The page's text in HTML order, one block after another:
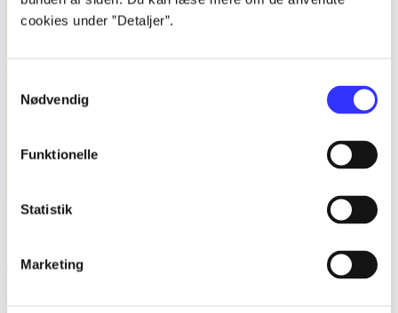
cookies under ”Detaljer”.
Nødvendig
Funktionelle
Statistik
Marketing
Fandango - dansk for 3. klasse : grundbog -- Arbejdsbog.
Trine May